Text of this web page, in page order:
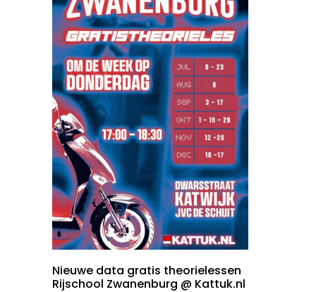
Nieuwe data gratis theorielessen
Rijschool Zwanenburg @ Kattuk.nl